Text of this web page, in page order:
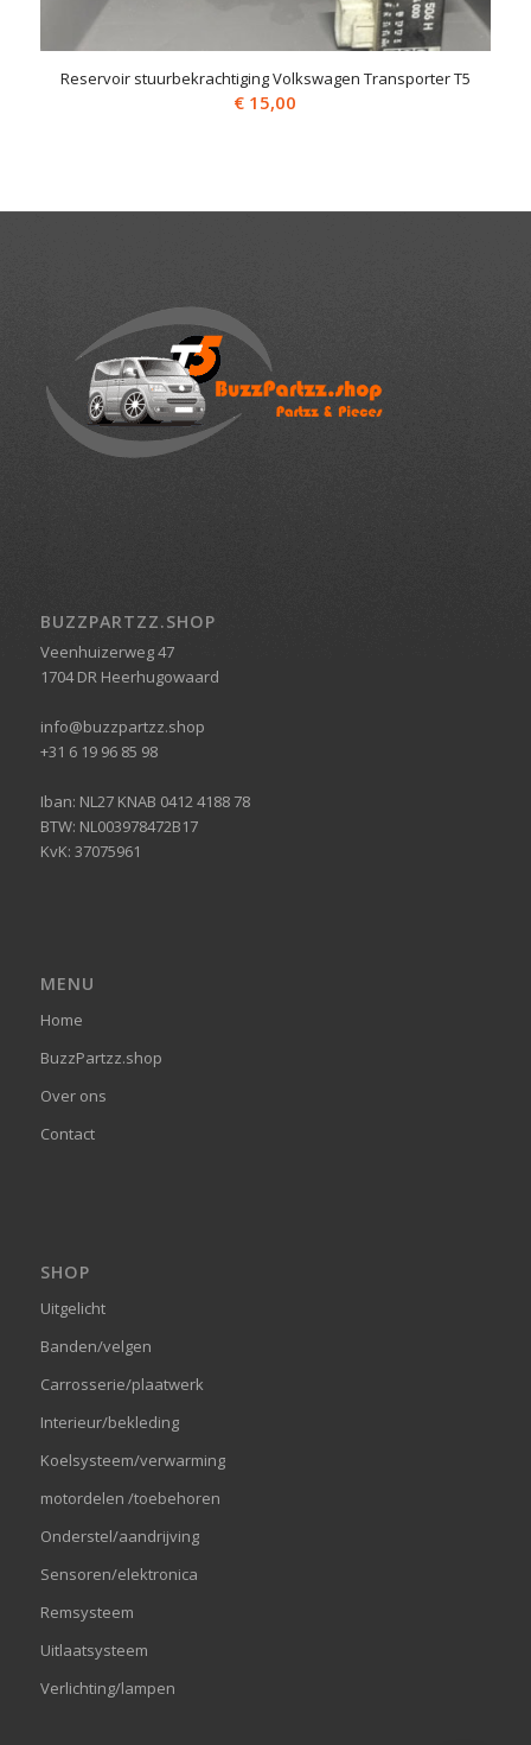
Reservoir stuurbekrachtiging Volkswagen Transporter T5
€ 15,00
BUZZPARTZZ.SHOP
Veenhuizerweg 47
1704 DR Heerhugowaard
info@buzzpartzz.shop
+31 6 19 96 85 98
Iban: NL27 KNAB 0412 4188 78
BTW: NL003978472B17
KvK: 37075961
MENU
Home
BuzzPartzz.shop
Over ons
Contact
SHOP
Uitgelicht
Banden/velgen
Carrosserie/plaatwerk
Interieur/bekleding
Koelsysteem/verwarming
motordelen /toebehoren
Onderstel/aandrijving
Sensoren/elektronica
Remsysteem
Uitlaatsysteem
Verlichting/lampen